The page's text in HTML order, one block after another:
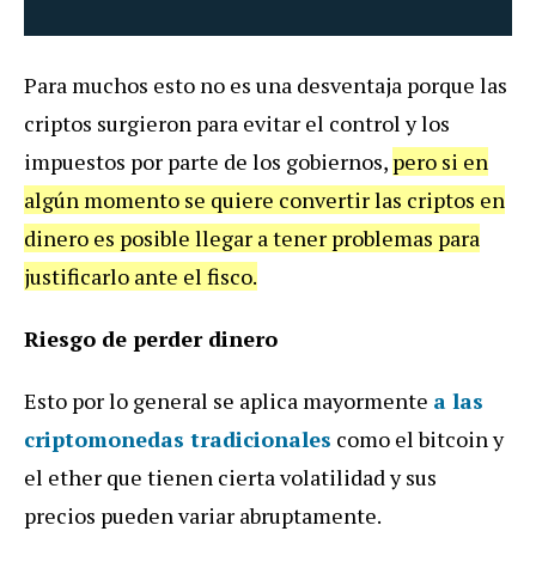
Para muchos esto no es una desventaja porque las
criptos surgieron para evitar el control y los
impuestos por parte de los gobiernos, pero si en
algún momento se quiere convertir las criptos en
dinero es posible llegar a tener problemas para
justificarlo ante el fisco.
Riesgo de perder dinero
Esto por lo general se aplica mayormente a las
criptomonedas tradicionales como el bitcoin y
el ether que tienen cierta volatilidad y sus
precios pueden variar abruptamente.